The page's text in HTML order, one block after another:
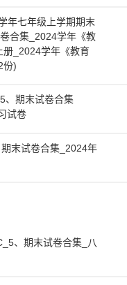
年七年级上学期期末
合集_2024学年《教
册_2024学年《教育
份)
、期末试卷合集
试卷
末试卷合集_2024年
、期末试卷合集_八